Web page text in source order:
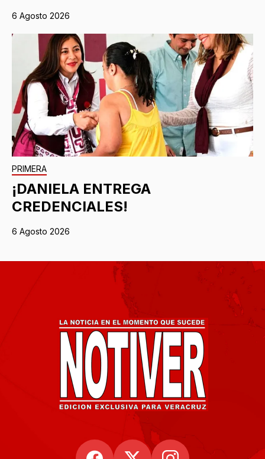
6 Agosto 2026
PRIMERA
¡DANIELA ENTREGA
CREDENCIALES!
6 Agosto 2026